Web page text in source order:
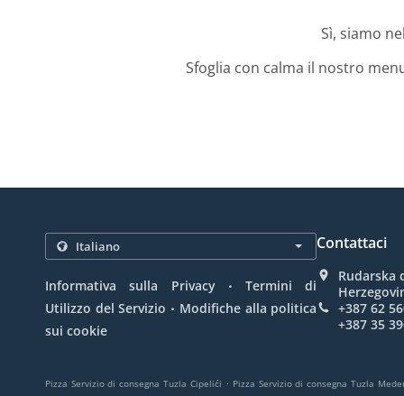
Sì, siamo
Sfoglia con calma il nostro
Informativa sulla Privacy .
Termini di
Utilizzo del Servizio . Modifiche alla politica
sui cookie
Contattaci
Rudarska
+387 62
+387 35
Pizza Servizio di consegna Tuzla Cipelići . Pizza Servizio di consegna Tuzla